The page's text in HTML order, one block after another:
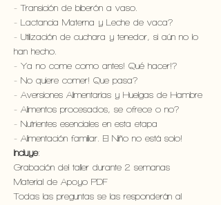
- Transición de biberón a vaso.
- Lactancia Materna y Leche de vaca?
- Utilización de cuchara y tenedor, si aún no lo
han hecho.
- Ya no come como antes! Qué hacer!?
- No quiere comer! Que pasa?
- Aversiones Alimentarias y Huelgas de Hambre
- Alimentos procesados, se ofrece o no?
- Nutrientes esenciales en esta etapa
- Alimentación familiar. El Niño no está solo!
Incluye:
Grabación del taller durante 2 semanas
Material de Apoyo PDF
Todas las preguntas se las responderán al